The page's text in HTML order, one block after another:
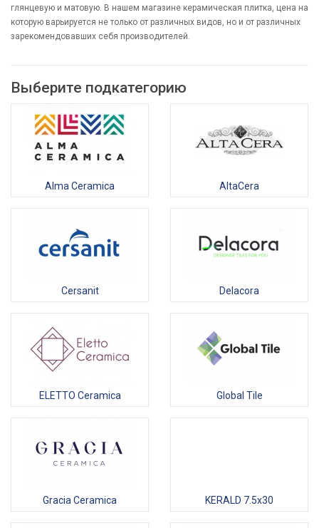
глянцевую и матовую. В нашем магазине керамическая плитка, цена на
которую варьируется не только от различных видов, но и от различных
зарекомендовавших себя производителей.
Выберите подкатегорию
Alma Ceramica AltaCera
Cersanit Delacora
ELETTO Ceramica Global Tile
Gracia Ceramica KERALD 7.5x30